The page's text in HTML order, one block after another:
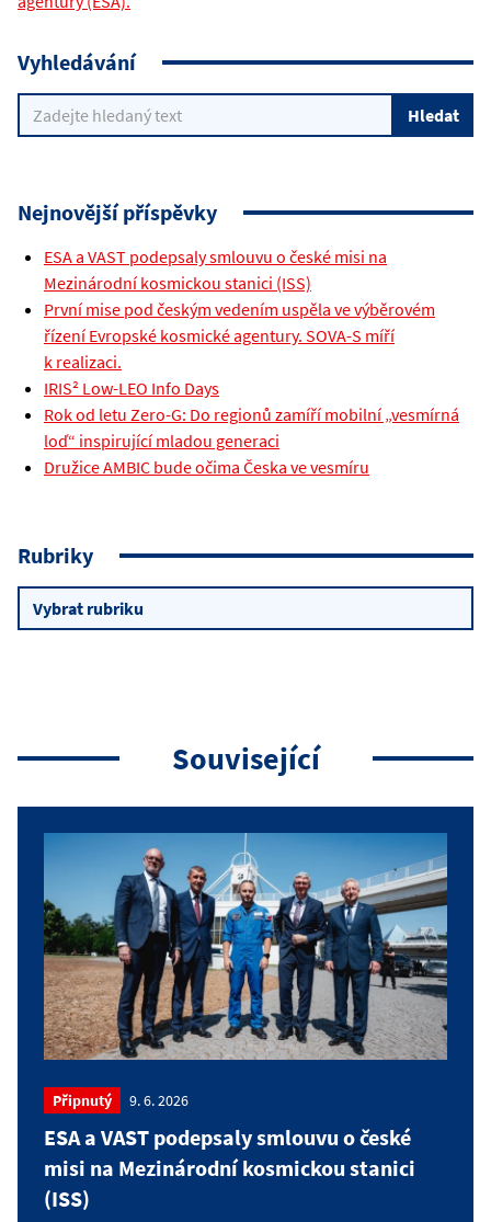
Vyhledávání
Nejnovější příspěvky
ESA a VAST podepsaly smlouvu o české misi na
Mezinárodní kosmickou stanici (ISS)
První mise pod českým vedením uspěla ve výběrovém
řízení Evropské kosmické agentury. SOVA-S míří
k realizaci.
IRIS² Low-LEO Info Days
Rok od letu Zero-G: Do regionů zamíří mobilní „vesmírná
loď“ inspirující mladou generaci
Družice AMBIC bude očima Česka ve vesmíru
Rubriky
Rubriky
Související
Připnutý 9. 6. 2026
ESA a VAST podepsaly smlouvu o české
misi na Mezinárodní kosmickou stanici
(ISS)